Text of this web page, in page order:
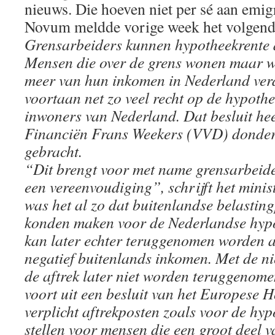
nieuws. Die hoeven niet per sé aan
Novum meldde vorige week het
Grensarbeiders kunnen hypotheekrente
Mensen die over de grens wonen maar
meer van hun inkomen in Nederland
voortaan net zo veel recht op de
inwoners van Nederland. Dat besluit
Financiën Frans Weekers (VVD)
gebracht.
“Dit brengt voor met name
een vereenvoudiging”, schrijft het
was het al zo dat buitenlandse
konden maken voor de Nederlandse
kan later echter teruggenomen worden
negatief buitenlands inkomen. Met de
de aftrek later niet worden
voort uit een besluit van het Europese
verplicht aftrekposten zoals voor de
stellen voor mensen die een groot deel